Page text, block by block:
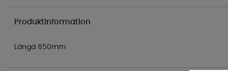
Produktinformation
Längd 650mm